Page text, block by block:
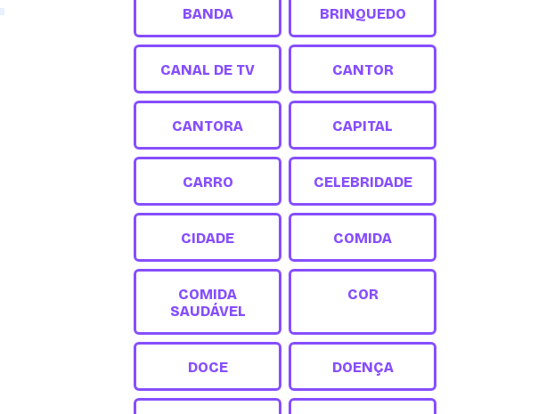
BANDA BRINQUEDO
CANAL DE TV CANTOR
CANTORA CAPITAL
CARRO CELEBRIDADE
CIDADE COMIDA
COMIDA
SAUDÁVEL
COR
DOCE DOENÇA